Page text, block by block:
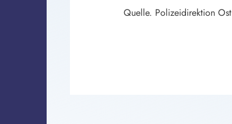
Quelle. Polizeidirektion Ost